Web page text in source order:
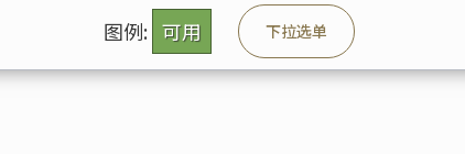
图例: 可用 下拉选单